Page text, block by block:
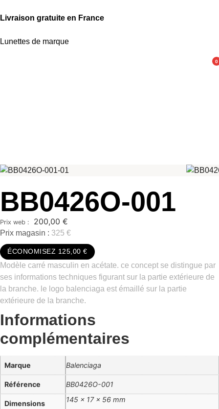
Livraison gratuite en France
Lunettes de marque
0
BB0426O-001
200,00 €
Prix magasin : 325 €
ÉCONOMISEZ 125,00 €
Modèle carré masculin en acétate. ce concept se distingue par
ses informations techniques figurant sur la partie extérieure de
la branche. le logo balenciaga est émaillé sur la partie
extérieure de la branche.
Informations
complémentaires
Référence BB0426O-001
Dimensions 145 × 17 × 56 mm
Marque Balenciaga